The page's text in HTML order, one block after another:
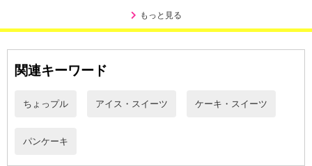
もっと見る
関連キーワード
ちょっプル アイス・スイーツ ケーキ・スイーツ
パンケーキ